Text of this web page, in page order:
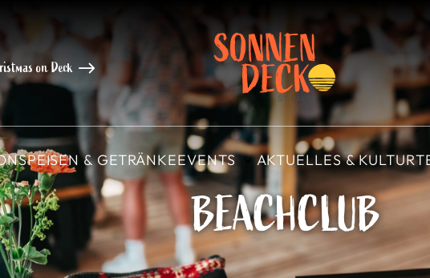
on Deck
SPEISEN & GETRÄNKEEVENTS AKTUELLES & KULTUR
BEACHCLUB